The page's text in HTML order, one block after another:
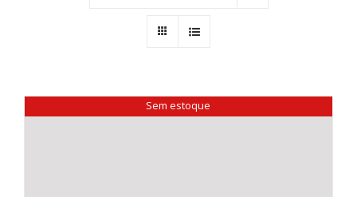
Sem estoque